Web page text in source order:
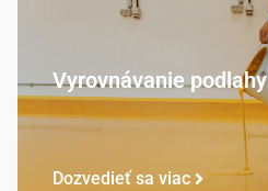
Vyrovnávanie podlahy
Dozvedieť sa viac